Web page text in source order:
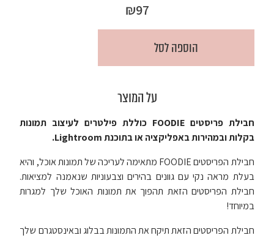
₪97
הוספה לסל
על המוצר
חבילת פריסטים FOODIE כוללת פילטרים לעיצוב תמונות
בקלות ובמהירות באפליקציה או בתוכנת Lightroom.
חבילת הפריסטיםFOODIE מתאימה לעריכה של תמונות אוכל, והיא
בעלת מראה נקי עם גוונים בהירים וצבעוניות שנאמנה למציאות.
חבילת הפריסטים הזאת תהפוך את תמונות האוכל שלך למגרות
במיוחד!
חבילת הפריסטים הזאת תיקח את התמונות בבלוג ובאינסטגרם שלך